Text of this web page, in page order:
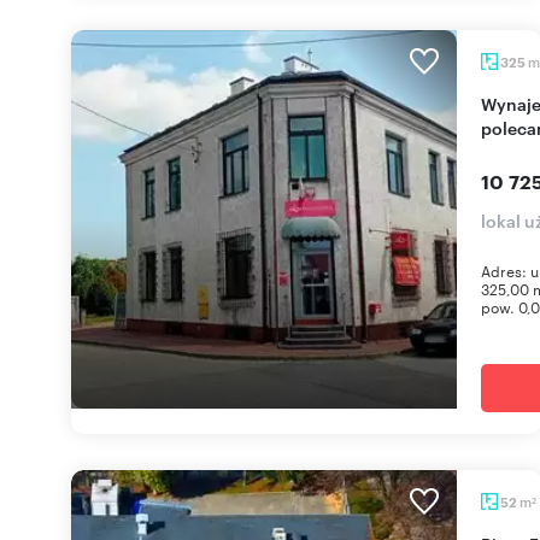
325 m
Wynajem 325 m² biur w centrum Zaklikowa -
10
lokal
Adres:
325,00
pow.
52 m2